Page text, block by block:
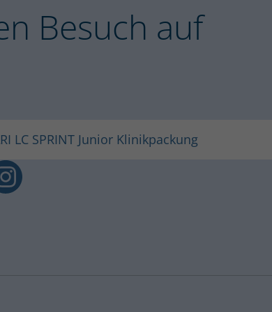
73 %
der Apotheke erhältlich. In allen
PARI Vertreter direkt vor Ort
Besuch auf
LC SPRINT Junior Klinikpackung